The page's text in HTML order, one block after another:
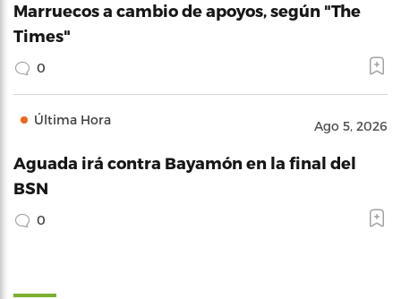
Marruecos a cambio de apoyos, según "The
Times"
0
Última Hora Ago 5, 2026
Aguada irá contra Bayamón en la final del
BSN
0